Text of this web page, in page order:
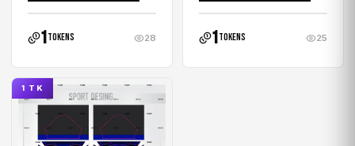
1tokens 28 1tokens 25
1 TK